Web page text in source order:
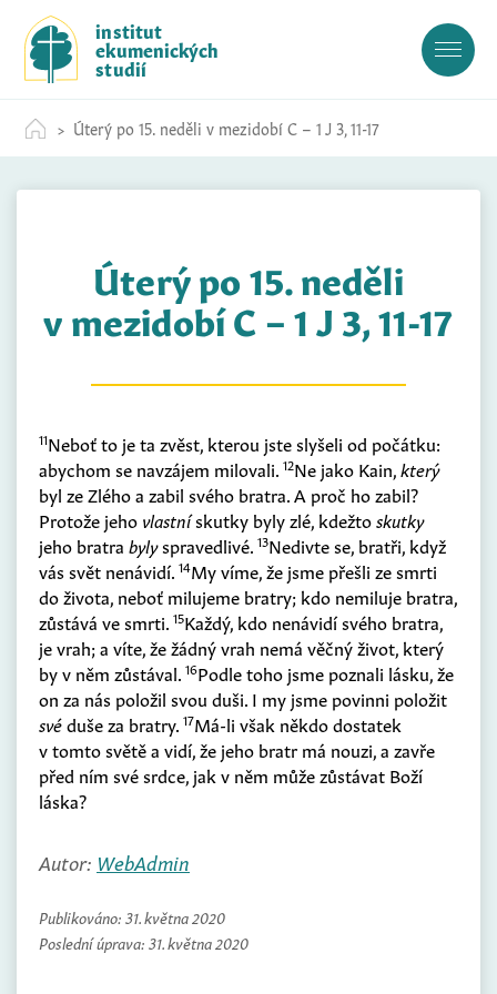
c
institut
ekumenických
studií
Úterý po 15. neděli v mezidobí C – 1 J 3, 11-17
Úterý po 15. neděli
v mezidobí C – 1 J 3, 11-17
11Neboť to je ta zvěst, kterou jste slyšeli od počátku:
abychom se navzájem milovali. 12Ne jako Kain,který
byl ze Zlého a zabil svého bratra. A proč ho zabil?
Protože jeho vlastnískutky byly zlé, kdežtoskutky
jeho bratra bylyspravedlivé. 13Nedivte se, bratři, když
vás svět nenávidí. 14My víme, že jsme přešli ze smrti
do života, neboť milujeme bratry; kdo nemiluje bratra,
zůstává ve smrti. 15Každý, kdo nenávidí svého bratra,
je vrah; a víte, že žádný vrah nemá věčný život, který
by v něm zůstával. 16Podle toho jsme poznali lásku, že
on za nás položil svou duši. I my jsme povinni položit
svéduše za bratry. 17Má-li však někdo dostatek
v tomto světě a vidí, že jeho bratr má nouzi, a zavře
před ním své srdce, jak v něm může zůstávat Boží
láska?
Autor: WebAdmin
Publikováno: 31. května 2020
Poslední úprava: 31. května 2020